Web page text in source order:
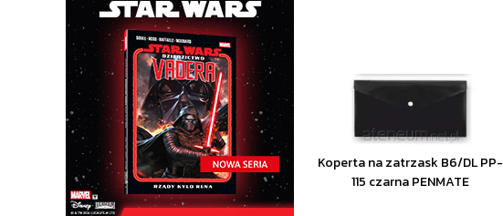
Koperta na zatrzask B6/DL PP-
115 czarna PENMATE